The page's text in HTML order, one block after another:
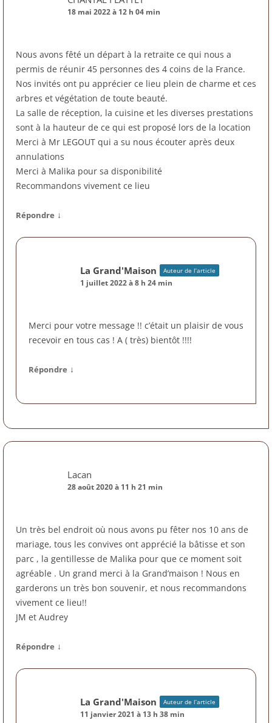
18 mai 2022 à 12 h 04 min
Nous avons fêté un départ à la retraite ce qui nous a
permis de réunir 45 personnes des 4 coins de la France.
Nos invités ont pu apprécier ce lieu plein de charme et ces
arbres et végétation de toute beauté.
La salle de réception, la cuisine et les diverses prestations
sont à la hauteur de ce qui est proposé lors de la location
Merci à Mr LEGOUT qui a su nous écouter après deux
annulations
Merci à Malika pour sa disponibilité
Recommandons vivement ce lieu
Répondre ↓
La Grand'Maison Auteur de l’article
1 juillet 2022 à 8 h 24 min
Merci pour votre message !! c’était un plaisir de vous
recevoir en tous cas ! A ( très) bientôt !!!!
Répondre ↓
Lacan
28 août 2020 à 11 h 21 min
Un très bel endroit où nous avons pu fêter nos 10 ans de
mariage, tous les convives ont apprécié la bâtisse et son
parc , la gentillesse de Malika pour que ce moment soit
agréable . Un grand merci à la Grand’maison ! Nous en
garderons un très bon souvenir, et nous recommandons
vivement ce lieu!!
JM et Audrey
Répondre ↓
La Grand'Maison Auteur de l’article
11 janvier 2021 à 13 h 38 min